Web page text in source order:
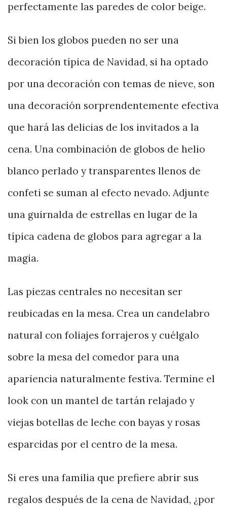
perfectamente las paredes de color beige.
Si bien los globos pueden no ser una
decoración típica de Navidad, si ha optado
por una decoración con temas de nieve, son
una decoración sorprendentemente efectiva
que hará las delicias de los invitados a la
cena. Una combinación de globos de helio
blanco perlado y transparentes llenos de
confeti se suman al efecto nevado. Adjunte
una guirnalda de estrellas en lugar de la
típica cadena de globos para agregar a la
magia.
Las piezas centrales no necesitan ser
reubicadas en la mesa. Crea un candelabro
natural con foliajes forrajeros y cuélgalo
sobre la mesa del comedor para una
apariencia naturalmente festiva. Termine el
look con un mantel de tartán relajado y
viejas botellas de leche con bayas y rosas
esparcidas por el centro de la mesa.
Si eres una familia que prefiere abrir sus
regalos después de la cena de Navidad, ¿por